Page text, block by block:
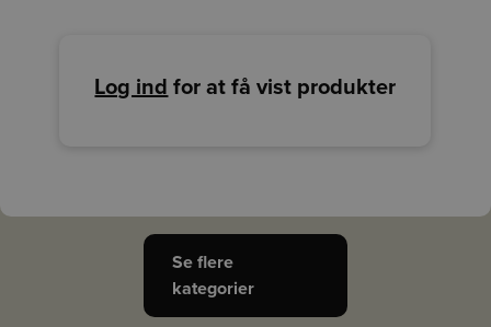
Log ind for at få vist produkter
Se flere
kategorier